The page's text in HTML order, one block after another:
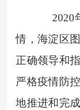
2020
情， 海淀区
正确领导和
严格疫情防
地推进和完